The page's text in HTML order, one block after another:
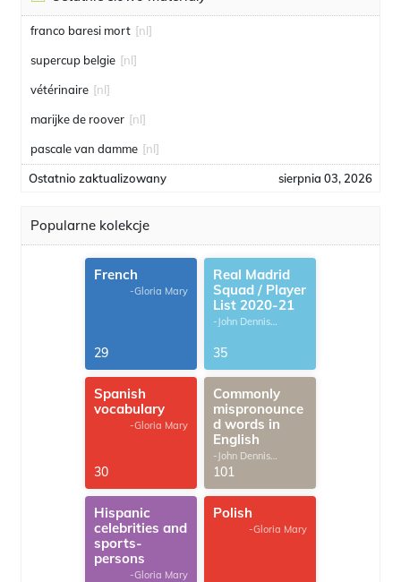
franco baresi mort [nl]
supercup belgie [nl]
vétérinaire [nl]
marijke de roover [nl]
pascale van damme [nl]
Ostatnio zaktualizowany sierpnia 03, 2026
Popularne kolekcje
French
-Gloria Mary
29
Real Madrid
Squad / Player
List 2020-21
-John Dennis
35
Spanish
vocabulary
-Gloria Mary
30
Commonly
mispronounce
d words in
English
-John Dennis
G.Thomas
101
Hispanic
celebrities and
sports-
persons
-Gloria Mary
Polish
-Gloria Mary